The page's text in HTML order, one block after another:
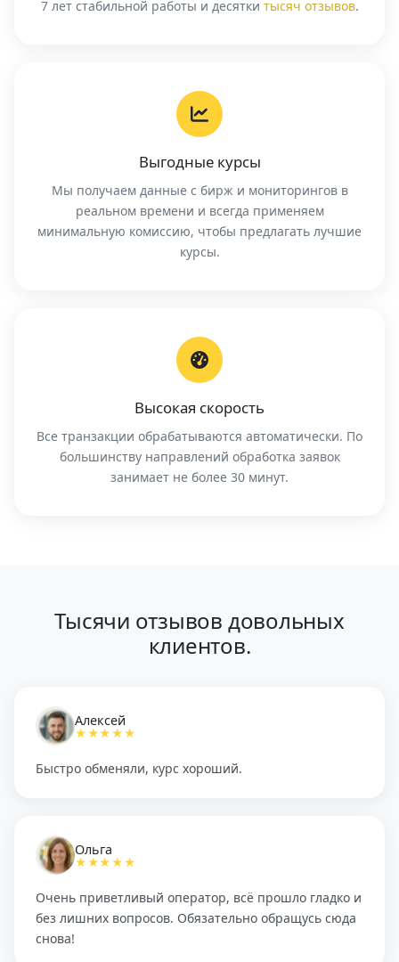
7 лет стабильной работы и десятки тысяч отзывов.
Выгодные курсы
Мы получаем данные с бирж и мониторингов в
реальном времени и всегда применяем
минимальную комиссию, чтобы предлагать лучшие
курсы.
Высокая скорость
Все транзакции обрабатываются автоматически. По
большинству направлений обработка заявок
занимает не более 30 минут.
Тысячи отзывов довольных
клиентов.
Алексей
★★★★★
Быстро обменяли, курс хороший.
Ольга
★★★★★
Очень приветливый оператор, всё прошло гладко и
без лишних вопросов. Обязательно обращусь сюда
снова!